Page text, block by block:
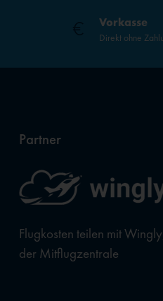
Vorkasse
Direkt ohne
Partner
Flugkosten teilen mit
der Mitflugzentrale